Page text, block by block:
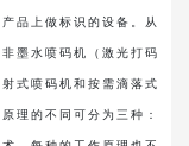
品上做标识的设备。从
墨水喷码机（激光打码
式喷码机和按需滴落式
理的不同可分为三种：